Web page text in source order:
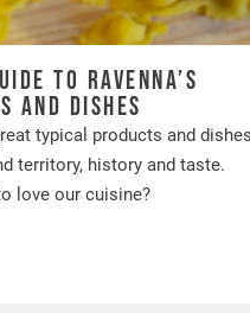
to Ravenna’s
and dishes
typical products and
territory, history and taste.
love our cuisine?